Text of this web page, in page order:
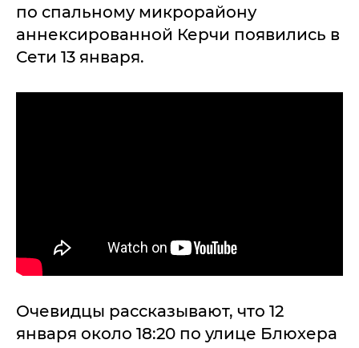
по спальному микрорайону
аннексированной Керчи появились в
Сети 13 января.
Очевидцы рассказывают, что 12
января около 18:20 по улице Блюхера